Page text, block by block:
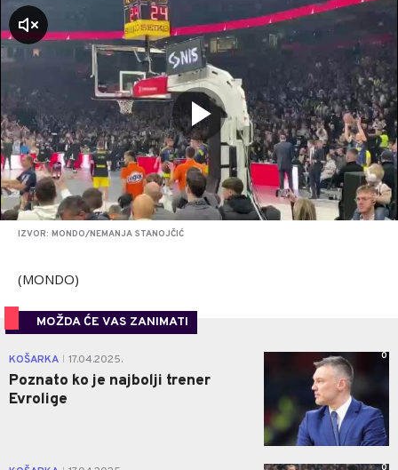
IZVOR: MONDO/NEMANJA STANOJČIĆ
(MONDO)
MOŽDA ĆE VAS ZANIMATI
KOŠARKA 17.04.2025.
Poznato ko je najbolji trener
Evrolige
0